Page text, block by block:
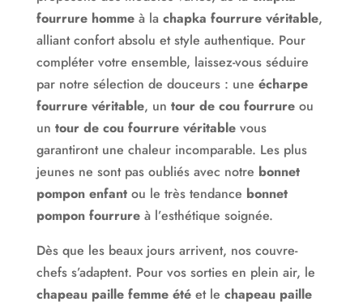
Ainsi que d’autres collections originales et modernes
: Connectic mode, Love mode, Animal mode, Autour
du monde, Créatif extrême…
Chez Hat-mode nous privilégions autant que possible
les tailles uniques ou ajustables mais si besoin est,
vous trouverez sur notre site un guide des tailles pour
vous aider à calculer très facilement votre tour de
tête.
Dans notre chapellerie moderne vous découvrirez un
très large choix de chapeaux, casquettes, bonnets…
(plusieurs milliers de modèles) classés dans des
thématiques originales, jamais vu sur le web !
fourrure hommeà la chapka fourrure véritable,
alliant confort absolu et style authentique. Pour
compléter votre ensemble, laissez-vous séduire
par notre sélection de douceurs : une écharpe
fourrure véritable, un tour de cou fourrureou
un tour de cou fourrure véritablevous
garantiront une chaleur incomparable. Les plus
jeunes ne sont pas oubliés avec notre bonnet
pompon enfantou le très tendance bonnet
pompon fourrureà l’esthétique soignée.
Dès que les beaux jours arrivent, nos couvre-
chefs s’adaptent. Pour vos sorties en plein air, le
chapeau paille femme étéet le chapeau paille